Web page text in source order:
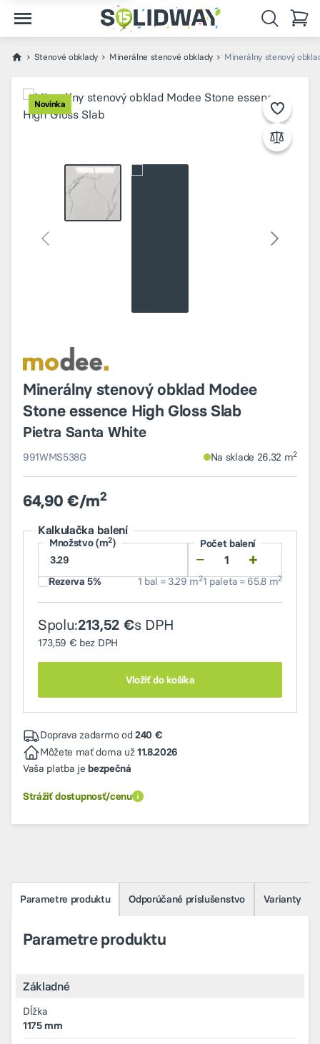
Stenové obklady Minerálne stenové obklady Minerálny stenový
Novinka
Minerálny stenový obklad Modee
Stone essence High Gloss Slab
Pietra Santa White
991WMS538G Na sklade 26.32 m2
64,90 €/m2
Kalkulačka balení
Množstvo (m2) Počet balení
− +
Rezerva 5% 1 bal = 3.29 m21 paleta = 65.8 m2
Spolu:213,52 €s DPH
173,59 € bez DPH
Vložiť do košíka
Doprava zadarmo od 240 €
Môžete mať doma už11.8.2026
Vaša platba jebezpečná
Strážiť dostupnosť/cenu
Parametre produktu Odporúčané príslušenstvo Varianty
Parametre produktu
Základné
Dĺžka
1175 mm